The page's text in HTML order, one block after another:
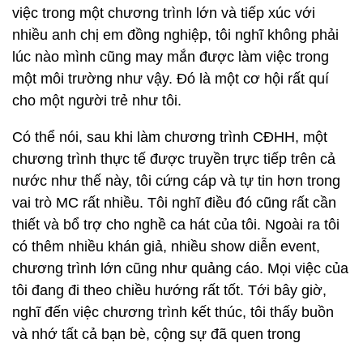
việc trong một chương trình lớn và tiếp xúc với
nhiều anh chị em đồng nghiệp, tôi nghĩ không phải
lúc nào mình cũng may mắn được làm việc trong
một môi trường như vậy. Đó là một cơ hội rất quí
cho một người trẻ như tôi.
Có thể nói, sau khi làm chương trình CĐHH, một
chương trình thực tế được truyền trực tiếp trên cả
nước như thế này, tôi cứng cáp và tự tin hơn trong
vai trò MC rất nhiều. Tôi nghĩ điều đó cũng rất cần
thiết và bổ trợ cho nghề ca hát của tôi. Ngoài ra tôi
có thêm nhiều khán giả, nhiều show diễn event,
chương trình lớn cũng như quảng cáo. Mọi việc của
tôi đang đi theo chiều hướng rất tốt. Tới bây giờ,
nghĩ đến việc chương trình kết thúc, tôi thấy buồn
và nhớ tất cả bạn bè, cộng sự đã quen trong